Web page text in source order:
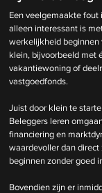
Een veelgemaakte
alleen interessant is
werkelijkheid beginnen
klein, bijvoorbeeld met
vakantiewoning of
vastgoedfonds.
Juist door klein te
Beleggers leren
financiering en
waardevoller dan
beginnen zonder goed
Bovendien zijn er